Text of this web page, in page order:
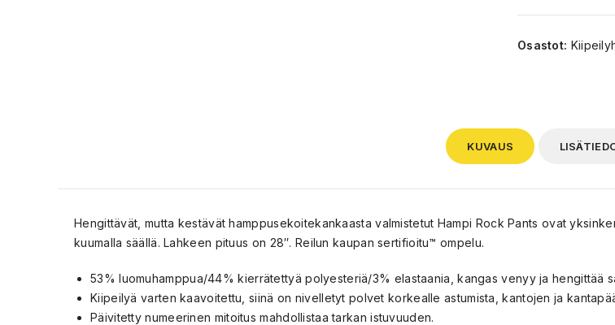
Osastot:
KUVAUS
Hengittävät, mutta kestävät hamppusekoitekankaasta valmistetut Hampi Rock Pants ovat
kuumalla säällä. Lahkeen pituus on 28″. Reilun kaupan sertifioitu™ ompelu.
53% luomuhamppua/44% kierrätettyä polyesteriä/3% elastaania, kangas venyy ja hengittää
Kiipeilyä varten kaavoitettu, siinä on nivelletyt polvet korkealle astumista, kantojen ja
Päivitetty numeerinen mitoitus mahdollistaa tarkan istuvuuden.